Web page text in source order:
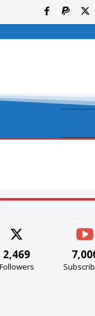
2,469
Followers